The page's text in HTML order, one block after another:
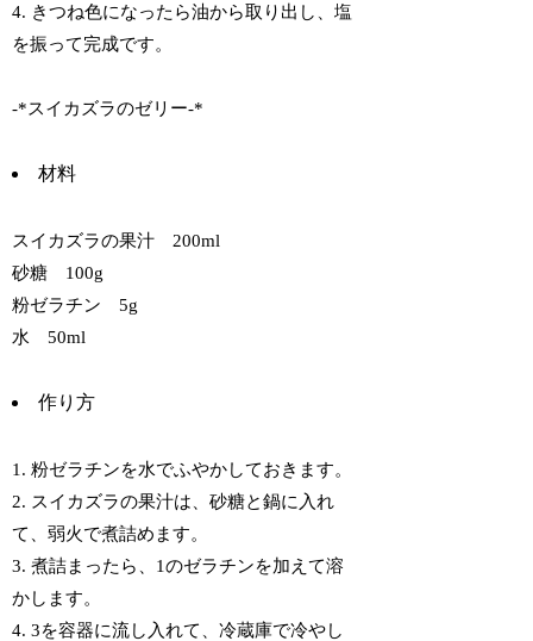
4. きつね色になったら油から取り出し、塩
を振って完成です。
-*スイカズラのゼリー-*
材料
スイカズラの果汁 200ml
砂糖 100g
粉ゼラチン 5g
水 50ml
作り方
1. 粉ゼラチンを水でふやかしておきます。
2. スイカズラの果汁は、砂糖と鍋に入れ
て、弱火で煮詰めます。
3. 煮詰まったら、1のゼラチンを加えて溶
かします。
4. 3を容器に流し入れて、冷蔵庫で冷やし